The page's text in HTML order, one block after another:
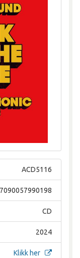
ACD5116
7090057990198
CD
2024
Klikk her